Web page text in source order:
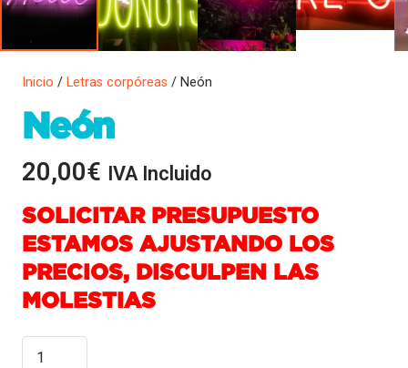
Inicio / Letras corpóreas / Neón
Neón
20,00€ IVA Incluido
SOLICITAR PRESUPUESTO
ESTAMOS AJUSTANDO LOS
PRECIOS, DISCULPEN LAS
MOLESTIAS
Neón